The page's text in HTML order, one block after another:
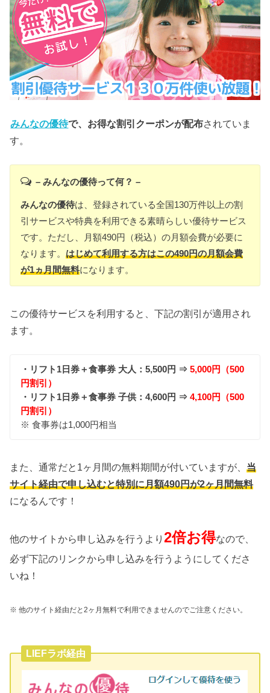
みんなの優待で、お得な割引クーポンが配布されていま
す。
– みんなの優待って何？ –
みんなの優待は、登録されている全国130万件以上の割
引サービスや特典を利用できる素晴らしい優待サービス
です。ただし、月額490円（税込）の月額会費が必要に
なります。はじめて利用する方はこの490円の月額会費
が1ヵ月間無料になります。
この優待サービスを利用すると、下記の割引が適用され
ます。
・リフト1日券＋食事券 大人：5,500円 ⇒5,000円（500
円割引）
・リフト1日券＋食事券 子供：4,600円 ⇒4,100円（500
円割引）
※ 食事券は1,000円相当
また、通常だと1ヶ月間の無料期間が付いていますが、当
サイト経由で申し込むと特別に月額490円が2ヶ月間無料
になるんです！
他のサイトから申し込みを行うより2倍お得なので、
必ず下記のリンクから申し込みを行うようにしてくださ
いね！
※ 他のサイト経由だと2ヶ月無料で利用できませんのでご注意ください。
LIEFラボ経由